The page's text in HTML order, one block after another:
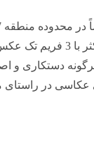
ثبت شده باشد (نقشه محدوده در پایین صفحه).
شرکت نماید.
دستکاری و